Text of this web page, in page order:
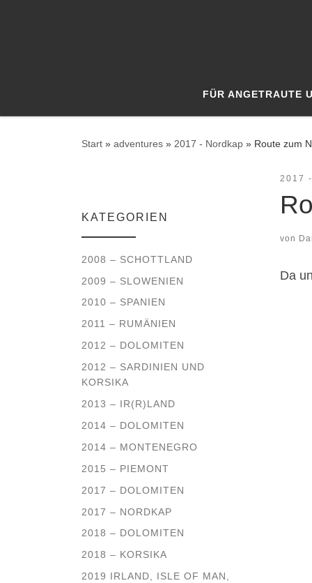
FÜR ANGETRAUTE
Start » adventures » 2017 - Nordkap » Route zum
2017
von
Da
KATEGORIEN
2008 – SCHOTTLAND
2009 – SLOWENIEN
2010 – SPANIEN
2011 – RUMÄNIEN
2012 – DOLOMITEN
2012 – SARDINIEN UND
KORSIKA
2013 – IR(R)LAND
2014 – DOLOMITEN
2014 – MONTENEGRO
2015 – PIEMONT
2017 – DOLOMITEN
2017 – NORDKAP
2018 – DOLOMITEN
2018 – KORSIKA
2019 IRLAND, ISLE OF MAN,